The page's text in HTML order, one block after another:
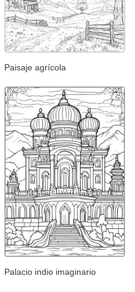
Paisaje agrícola
Palacio indio imaginario